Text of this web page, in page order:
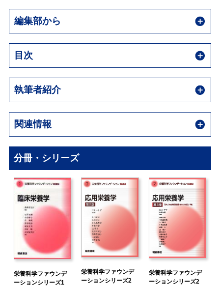
編集部から
目次
執筆者紹介
関連情報
分冊・シリーズ
栄養科学ファウンデ
ーションシリーズ1
栄養科学ファウンデ
ーションシリーズ2
栄養科学ファウンデ
ーションシリーズ2